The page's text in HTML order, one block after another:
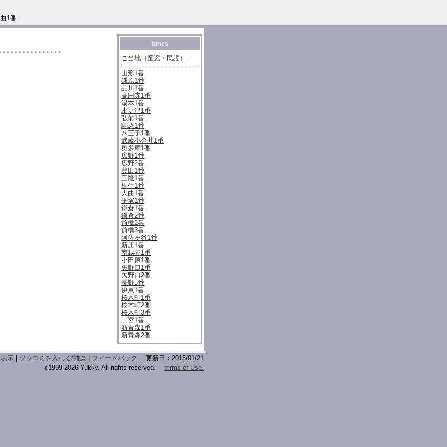
tunes
ご当地（童謡・民謡）
山形1番
磯原1番
品川1番
高円寺1番
湯本1番
木更津1番
弘前1番
駒込1番
八王子1番
武蔵小金井1番
奥多摩1番
広野1番
広野2番
豊田1番
三鷹1番
桐生1番
大曲1番
平塚1番
鎌倉1番
鎌倉2番
前橋2番
前橋3番
阿佐ヶ谷1番
新庄1番
南越谷1番
小田原1番
矢野口1番
矢野口2番
長野5番
伊東1番
桜木町1番
桜木町2番
桜木町3番
二宮1番
新青森1番
新青森2番
示 ツッコミを入れる/雑談 フィードバック
更新日：2015/01/21
c1999-2026 Yukky. All rights reserved. terms of Use.
1番